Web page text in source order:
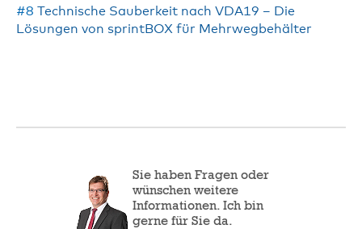
#8 Technische Sauberkeit nach VDA19 – Die
Lösungen von sprintBOX für Mehrwegbehälter
Sie haben Fragen oder
wünschen weitere
Informationen. Ich bin
gerne für Sie da.